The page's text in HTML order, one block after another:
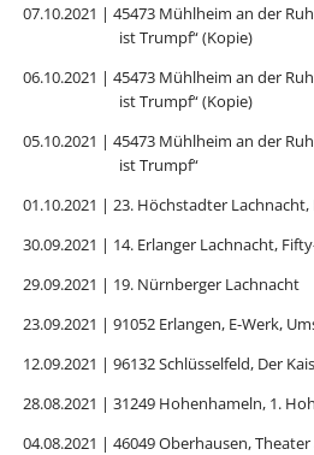
07.10.2021 | 45473 Mühlheim an der
ist Trumpf“ (Kopie)
06.10.2021 | 45473 Mühlheim an der
ist Trumpf“ (Kopie)
05.10.2021 | 45473 Mühlheim an der
ist Trumpf“
01.10.2021 | 23. Höchstadter
30.09.2021 | 14. Erlanger Lachnacht,
29.09.2021 | 19. Nürnberger Lachnacht
23.09.2021 | 91052 Erlangen, E-Werk,
12.09.2021 | 96132 Schlüsselfeld, Der
28.08.2021 | 31249 Hohenhameln, 1.
04.08.2021 | 46049 Oberhausen,